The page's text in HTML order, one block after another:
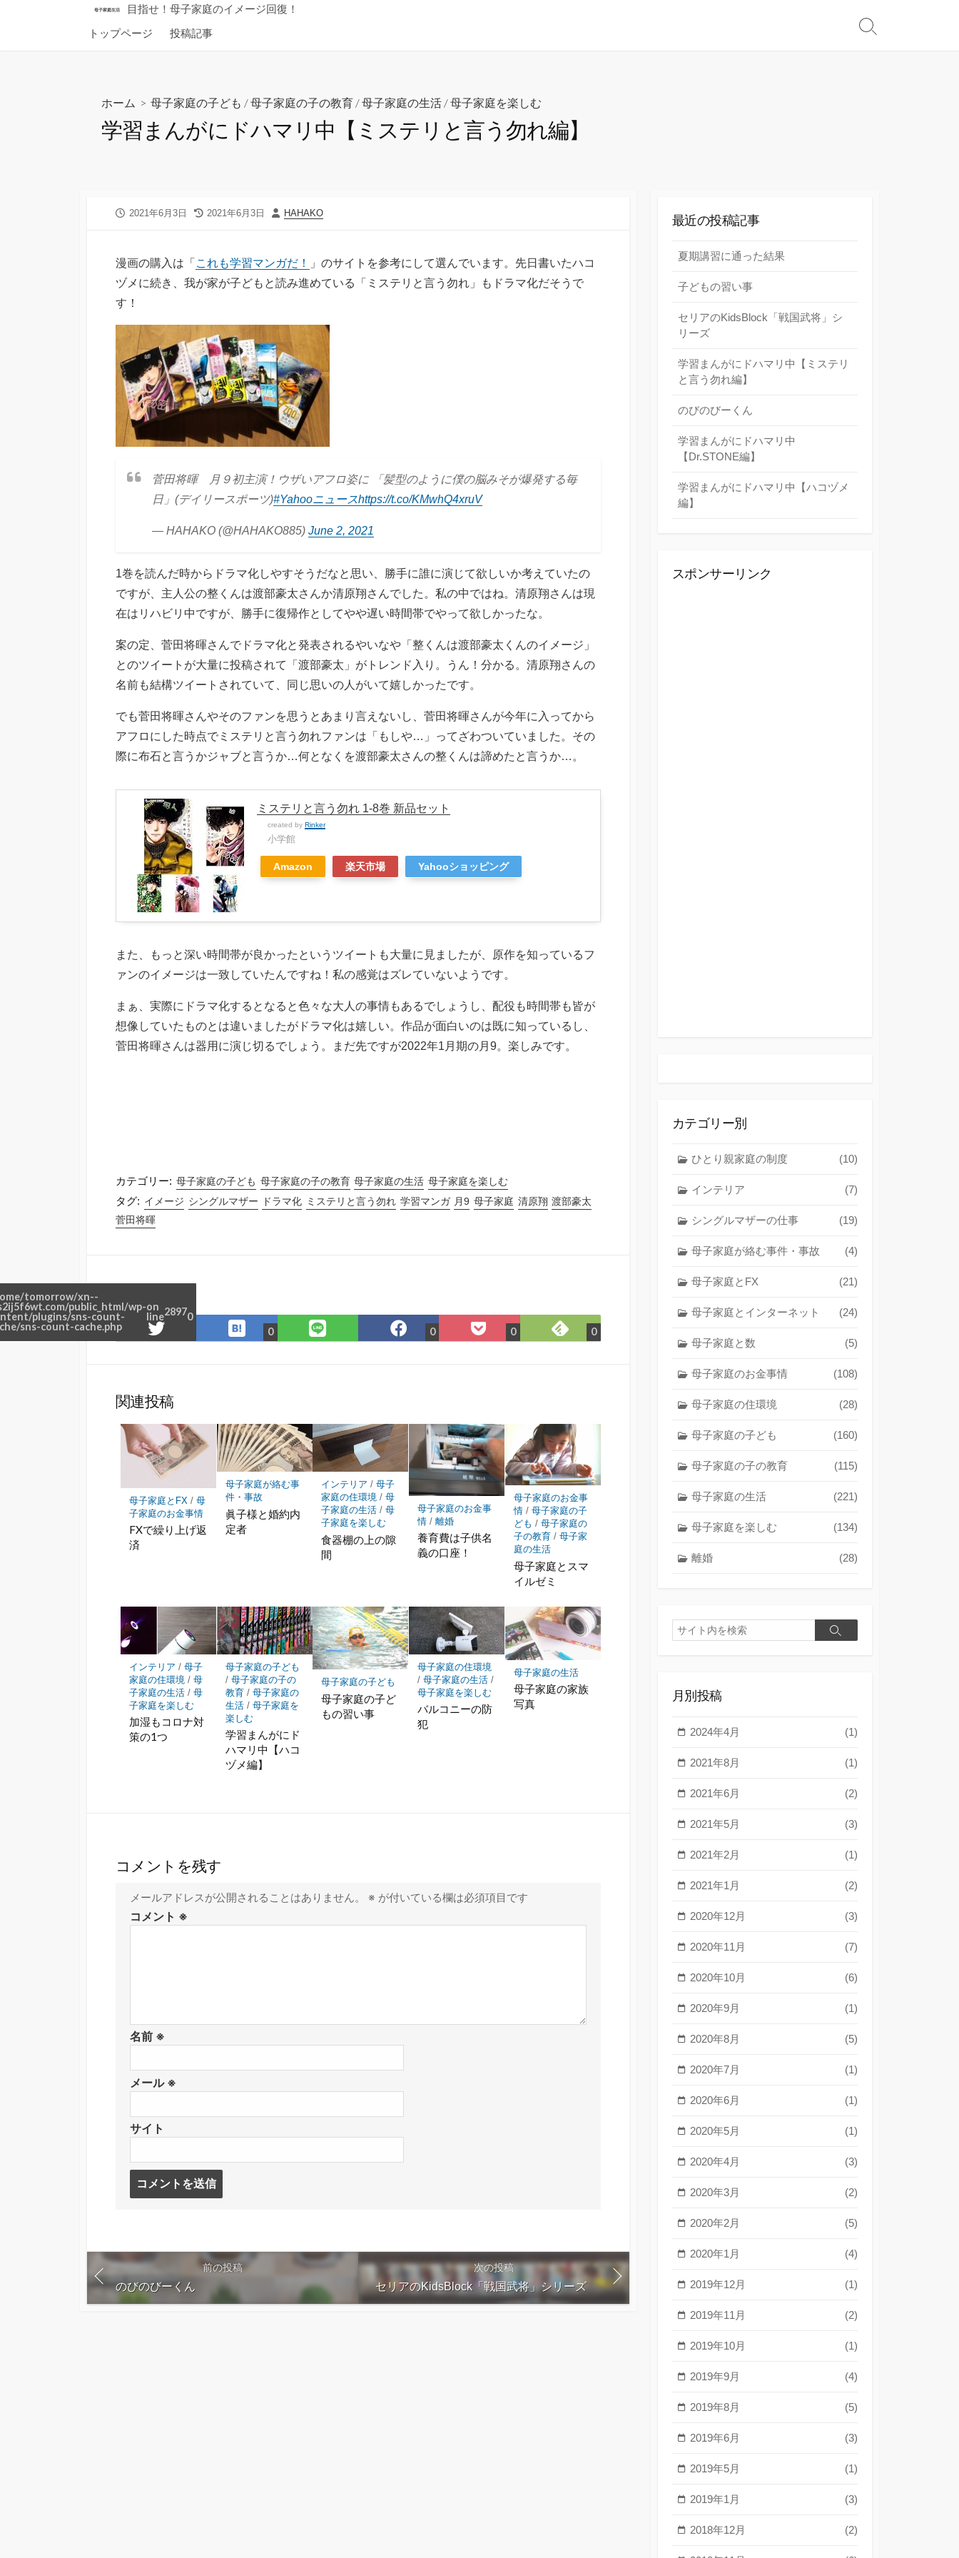
母子家庭生活 目指せ！母子家庭のイメージ回復！
トップページ 投稿記事
検
ホーム > 母子家庭の子ども /母子家庭の子の教育 /母子家庭の生活 /母子家庭を楽しむ
学習まんがにドハマリ中【ミステリと言う勿れ編】
公
2021年6月3日
最
日
2021年6月3日
投
HAHAKO
漫画の購入は「 これも学習マンガだ！
」のサイトを参考にして選んでいます。先日書いたハコ
ヅメに続き、我が家が子どもと読み進めている「ミステリと言う勿れ」もドラマ化だそうで
す！
菅田将暉 月９初主演！ウザいアフロ姿に 「髪型のように僕の脳みそが爆発する毎
日」(デイリースポーツ)#Yahooニュースhttps://t.co/KMwhQ4xruV
— HAHAKO (@HAHAKO885)June 2, 2021
1巻を読んだ時からドラマ化しやすそうだなと思い、勝手に誰に演じて欲しいか考えていたの
ですが、主人公の整くんは渡部豪太さんか清原翔さんでした。私の中ではね。清原翔さんは現
在はリハビリ中ですが、勝手に復帰作としてやや遅い時間帯でやって欲しかったな。
案の定、菅田将暉さんでドラマ化と発表されるやいなや「整くんは渡部豪太くんのイメージ」
とのツイートが大量に投稿されて「渡部豪太」がトレンド入り。うん！分かる。清原翔さんの
名前も結構ツイートされていて、同じ思いの人がいて嬉しかったです。
でも菅田将暉さんやそのファンを思うとあまり言えないし、菅田将暉さんが今年に入ってから
アフロにした時点でミステリと言う勿れファンは「もしや…」ってざわついていました。その
際に布石と言うかジャブと言うか…何となくを渡部豪太さんの整くんは諦めたと言うか…。
ミステリと言う勿れ 1-8巻 新品セット
created by Rinker
小学館
Amazon 楽天市場 Yahooショッピング
また、もっと深い時間帯が良かったというツイートも大量に見ましたが、原作を知っているフ
ァンのイメージは一致していたんですね！私の感覚はズレていないようです。
まぁ、実際にドラマ化するとなると色々な大人の事情もあるでしょうし、配役も時間帯も皆が
想像していたものとは違いましたがドラマ化は嬉しい。作品が面白いのは既に知っているし、
菅田将暉さんは器用に演じ切るでしょう。まだ先ですが2022年1月期の月9。楽しみです。
カテゴリー: 母子家庭の子ども 母子家庭の子の教育 母子家庭の生活 母子家庭を楽しむ
タグ: イメージ シングルマザー ドラマ化 ミステリと言う勿れ 学習マンガ 月9 母子家庭 清原翔 渡部豪太
菅田将暉
Twitter
で
ア
tomorrow/xn--
public_html/wp-
plugins/sns-count-
sns-count-cache.php
on
line28970
は
て
マ
ー
ク
に
保
存
0
LINE
で
Facebook
で
0
Pocket
に
0
Feedly
で
0
関連投稿
母子家庭とFX /母
子家庭のお金事情
FXで繰り上げ返
済
母子家庭が絡む事
件・事故
眞子様と婚約内
定者
インテリア /母子
家庭の住環境 /母
子家庭の生活 /母
子家庭を楽しむ
食器棚の上の隙
間
母子家庭のお金事
情 /離婚
養育費は子供名
義の口座！
母子家庭のお金事
情/ 母子家庭の子
ども / 母子家庭の
子の教育/ 母子家
庭の生活
母子家庭とスマ
イルゼミ
インテリア /母子
家庭の住環境 /母
子家庭の生活 /母
子家庭を楽しむ
加湿もコロナ対
策の1つ
母子家庭の子ども
/ 母子家庭の子の
教育/ 母子家庭の
生活/ 母子家庭を
楽しむ
学習まんがにド
ハマリ中【ハコ
ヅメ編】
母子家庭の子ども
母子家庭の子ど
もの習い事
母子家庭の住環境
/母子家庭の生活 /
母子家庭を楽しむ
バルコニーの防
犯
母子家庭の生活
母子家庭の家族
写真
コメントを残す
メールアドレスが公開されることはありません。 ※ が付いている欄は必須項目です
コメント ※
名前 ※
メール ※
サイト
る
前の投稿
のびのびーくん
次の投稿
セリアのKidsBlock「戦国武将」シリーズ
最近の投稿記事
夏期講習に通った結果
子どもの習い事
セリアのKidsBlock「戦国武将」シ
リーズ
学習まんがにドハマリ中【ミステリ
と言う勿れ編】
のびのびーくん
学習まんがにドハマリ中
【Dr.STONE編】
学習まんがにドハマリ中【ハコヅメ
編】
スポンサーリンク
カテゴリー別
ひとり親家庭の制度 (10)
インテリア (7)
シングルマザーの仕事 (19)
母子家庭が絡む事件・事故 (4)
母子家庭とFX (21)
母子家庭とインターネット (24)
母子家庭と数 (5)
母子家庭のお金事情 (108)
母子家庭の住環境 (28)
母子家庭の子ども (160)
母子家庭の子の教育 (115)
母子家庭の生活 (221)
母子家庭を楽しむ (134)
離婚 (28)
検
索
検
月別投稿
2024年4月 (1)
2021年8月 (1)
2021年6月 (2)
2021年5月 (3)
2021年2月 (1)
2021年1月 (2)
2020年12月 (3)
2020年11月 (7)
2020年10月 (6)
2020年9月 (1)
2020年8月 (5)
2020年7月 (1)
2020年6月 (1)
2020年5月 (1)
2020年4月 (3)
2020年3月 (2)
2020年2月 (5)
2020年1月 (4)
2019年12月 (1)
2019年11月 (2)
2019年10月 (1)
2019年9月 (4)
2019年8月 (5)
2019年6月 (3)
2019年5月 (1)
2019年1月 (3)
2018年12月 (2)